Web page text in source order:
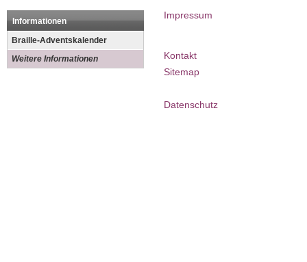
Informationen
Braille-Adventskalender
Weitere Informationen
Impressum
Kontakt
Sitemap
Datenschutz